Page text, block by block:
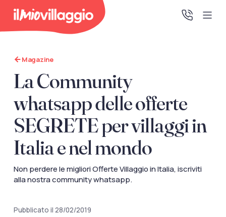
Home
Promo Speciali
Destinazioni
IMV Club
Accedi alla tua area riservata per vedere i tuoi preventivi
Magazine
La Community
whatsapp delle offerte
SEGRETE per villaggi in
Italia e nel mondo
Non perdere le migliori Offerte Villaggio in Italia, iscriviti
alla nostra community whatsapp.
Pubblicato il 28/02/2019